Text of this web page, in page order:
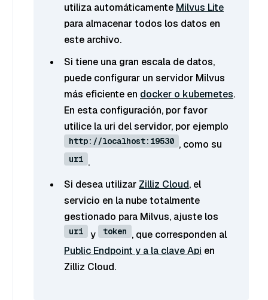
utiliza automáticamente Milvus Lite
para almacenar todos los datos en
este archivo.
Si tiene una gran escala de datos,
puede configurar un servidor Milvus
más eficiente en docker o kubernetes.
En esta configuración, por favor
utilice la uri del servidor, por ejemplo
http://localhost:19530 , como su
uri .
Si desea utilizar Zilliz Cloud, el
servicio en la nube totalmente
gestionado para Milvus, ajuste los
uri y token , que corresponden al
Public Endpoint y a la clave Api en
Zilliz Cloud.